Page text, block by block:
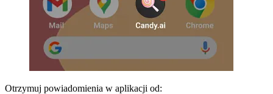
Otrzymuj powiadomienia w aplikacji od: